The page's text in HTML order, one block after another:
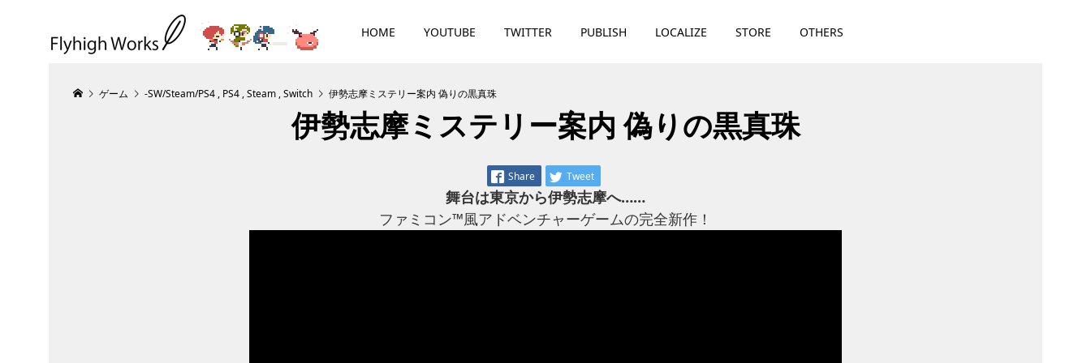
HOME YOUTUBE TWITTER PUBLISH LOCALIZE STORE OTHERS
ゲーム -SW/Steam/PS4 , PS4 ,Steam ,Switch 伊勢志摩ミステリー案内 偽りの黒真珠
伊勢志摩ミステリー案内 偽りの黒真珠
Share Tweet
舞台は東京から伊勢志摩へ……
ファミコン™風アドベンチャーゲームの完全新作！